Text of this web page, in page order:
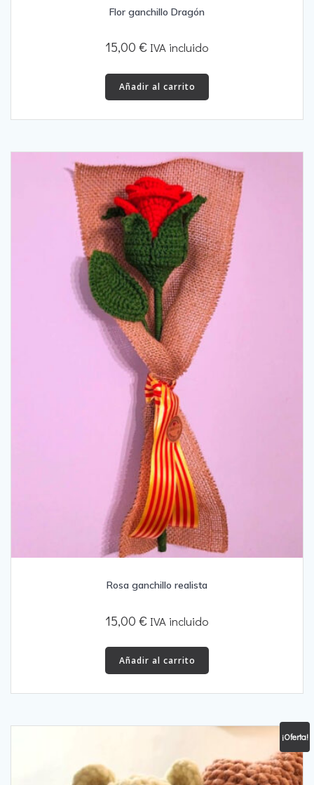
Flor ganchillo Dragón
15,00 € IVA incluido
Añadir al carrito
Rosa ganchillo realista
15,00 € IVA incluido
Añadir al carrito
¡Oferta!